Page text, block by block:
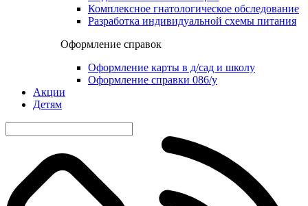
Комплексное гнатологическое обследование
Разработка индивидуальной схемы питания
Оформление справок
Оформление карты в д/сад и школу
Оформление справки 086/у
Акции
Детям